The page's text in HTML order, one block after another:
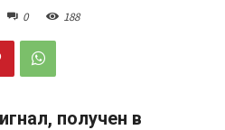
0 188
получен в